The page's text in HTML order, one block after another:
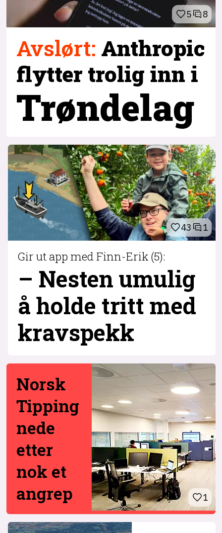
5 8
Avslørt: Anthropic
flytter trolig inn i
Trøndelag
43 1
Gir ut app med Finn-Erik (5):
– Nesten umulig
å holde tritt med
krav­spekk
1
Norsk
Tipping
nede
etter
nok et
angrep